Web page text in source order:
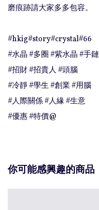
磨痕跡請大家多多包容。
#hkig#story#crystal#66
#水晶 #多圈 #紫水晶 #手鏈
#招財 #招貴人 #頭腦
#冷靜 #學生 #創業 #用腦
#人際關係 #人緣 #生意
#優惠 #特價@
你可能感興趣的商品